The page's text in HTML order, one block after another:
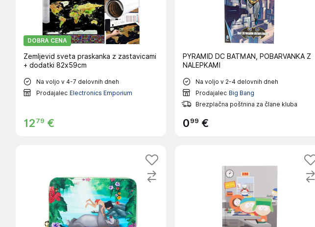
DOBRA CENA
Zemljevid sveta praskanka z zastavicami
+ dodatki 82x59cm
Na voljo v 4-7 delovnih dneh
Prodajalec Electronics Emporium
1279 €
PYRAMID DC BATMAN, POBARVANKA Z
NALEPKAMI
Na voljo v 2-4 delovnih dneh
Prodajalec Big Bang
Brezplačna poštnina za člane kluba
099 €